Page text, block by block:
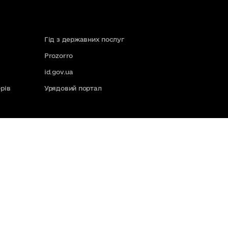
Гід з державних послуг
Prozorro
id.gov.ua
Урядовий портал